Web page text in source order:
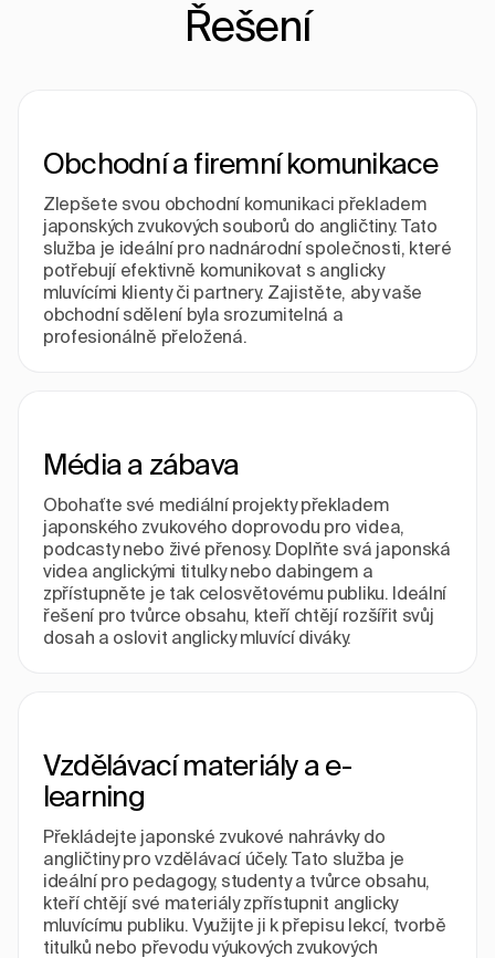
Řešení
Obchodní a firemní komunikace
Zlepšete svou obchodní komunikaci překladem
japonských zvukových souborů do angličtiny. Tato
služba je ideální pro nadnárodní společnosti, které
potřebují efektivně komunikovat s anglicky
mluvícími klienty či partnery. Zajistěte, aby vaše
obchodní sdělení byla srozumitelná a
profesionálně přeložená.
Média a zábava
Obohaťte své mediální projekty překladem
japonského zvukového doprovodu pro videa,
podcasty nebo živé přenosy. Doplňte svá japonská
videa anglickými titulky nebo dabingem a
zpřístupněte je tak celosvětovému publiku. Ideální
řešení pro tvůrce obsahu, kteří chtějí rozšířit svůj
dosah a oslovit anglicky mluvící diváky.
Vzdělávací materiály a e-
learning
Překládejte japonské zvukové nahrávky do
angličtiny pro vzdělávací účely. Tato služba je
ideální pro pedagogy, studenty a tvůrce obsahu,
kteří chtějí své materiály zpřístupnit anglicky
mluvícímu publiku. Využijte ji k přepisu lekcí, tvorbě
titulků nebo převodu výukových zvukových